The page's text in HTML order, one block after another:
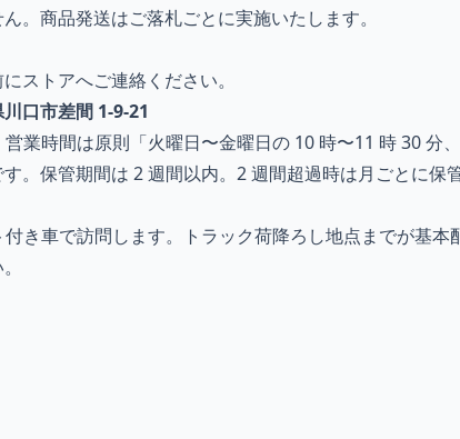
。商品発送はご落札ごとに実施いたします。
ストアへご連絡ください。
口市差間 1-9-21
業時間は原則「火曜日〜金曜日の 10 時〜11 時 30 分
。保管期間は 2 週間以内。2 週間超過時は月ごとに保
き車で訪問します。トラック荷降ろし地点までが基